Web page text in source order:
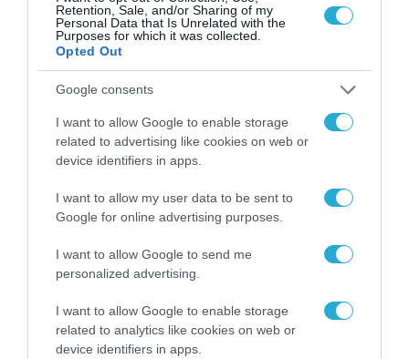
Retention, Sale, and/or Sharing of my
Personal Data that Is Unrelated with the
Purposes for which it was collected.
Opted Out
Google consents
I want to allow Google to enable storage
related to advertising like cookies on web or
device identifiers in apps.
I want to allow my user data to be sent to
Google for online advertising purposes.
I want to allow Google to send me
personalized advertising.
I want to allow Google to enable storage
related to analytics like cookies on web or
device identifiers in apps.
οι διεθνείς τιμές ενέργειας και πρώτων
υλών έχουν σταθεροποιηθεί σε σχέση με τα
επίπεδα της κρίσης, οι αυξήσεις σε τομείς
όπως ο τουρισμός, η εστίαση, οι μεταφορές
και η στέγαση παραμένουν έντονες. Αυτό
σημαίνει ότι ο πληθωρισμός αποκτά
συνδέεται άμεσα με το κόστος εργασίας, τη
ελληνικής οικονομίας. Πρόκειται για μια
καθώς τείνει να έχει μεγαλύτερη διάρκεια
και να είναι δυσκολότερο να αντιμετωπιστεί.